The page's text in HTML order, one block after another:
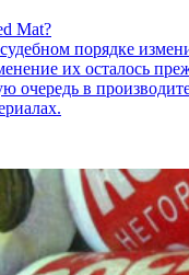
Mat?
порядке
их осталось
очередь в